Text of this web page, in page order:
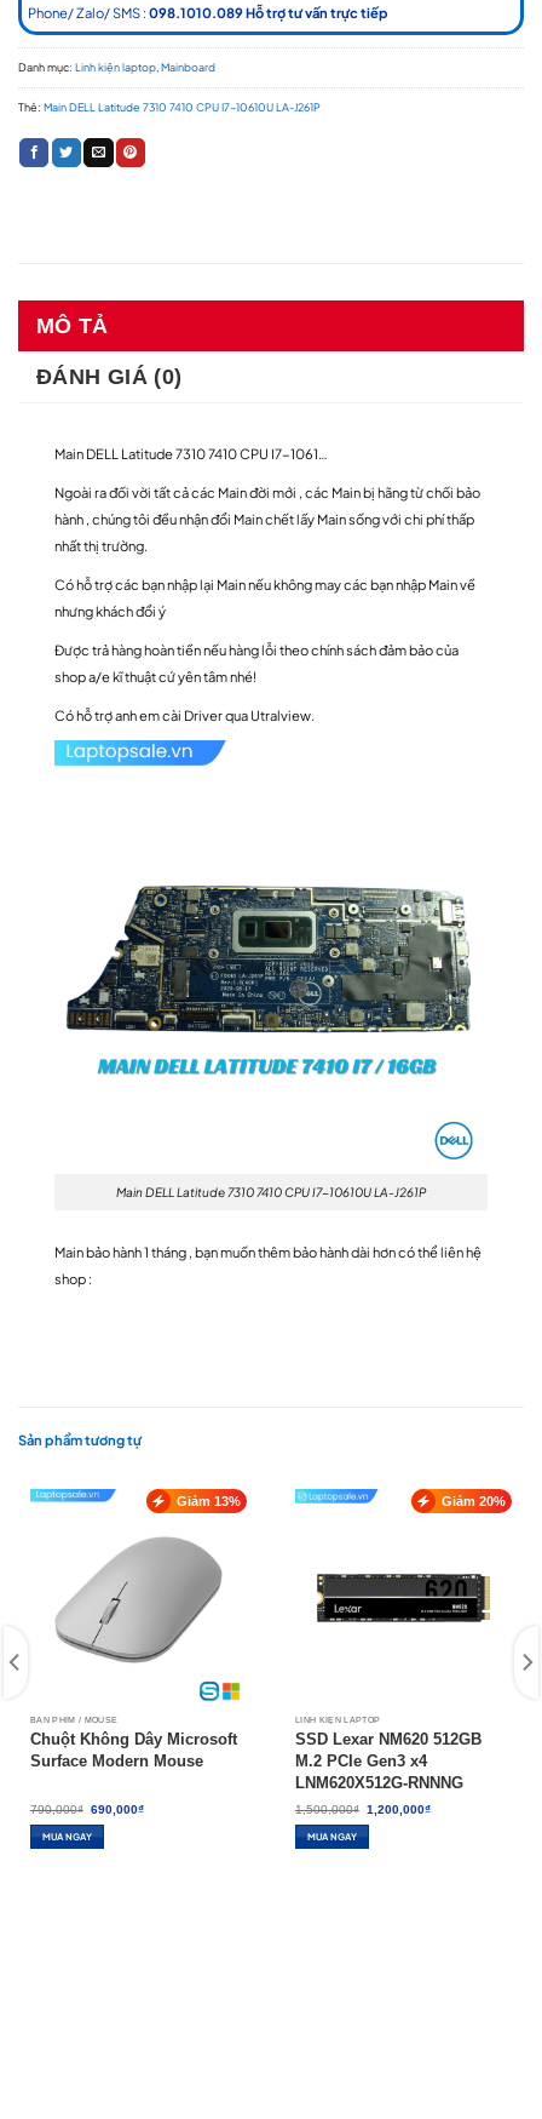
Phone/ Zalo/ SMS : 098.1010.089 Hỗ trợ tư vấn trực tiếp
Danh mục: Linh kiện laptop Mainboard
Thẻ: Main DELL Latitude 7310 7410 CPU I7-10610U LA-J261P
MÔ TẢ
ĐÁNH GIÁ (0)
Main DELL Latitude 7310 7410 CPU I7-1061…
Ngoài ra đối vời tất cả các Main đời mới , các Main bị hãng từ chối bảo
hành , chúng tôi đều nhận đổi Main chết lấy Main sống với chi phí thấp
nhất thị trường.
Có hỗ trợ các bạn nhập lại Main nếu không may các bạn nhập Main về
nhưng khách đổi ý
Được trả hàng hoàn tiền nếu hàng lỗi theo chính sách đảm bảo của
shop a/e kĩ thuật cứ yên tâm nhé!
Có hỗ trợ anh em cài Driver qua Utralview.
Main DELL Latitude 7310 7410 CPU I7-10610U LA-J261P
Main bảo hành 1 tháng , bạn muốn thêm bảo hành dài hơn có thể liên hệ
shop :
Sản phẩm tương tự
Giảm 13%
BÀN PHÍM / MOUSE
Chuột Không Dây Microsoft
Surface Modern Mouse
790,000₫ Giá
là:
790,000₫.
690,000₫Giá
MUA NGAY
Giảm 20%
LINH KIỆN LAPTOP
SSD Lexar NM620 512GB
M.2 PCIe Gen3 x4
LNM620X512G-RNNNG
1,500,000₫ Giá
gốc
là:
1,500,000₫.
1,200,000₫Giá
MUA NGAY